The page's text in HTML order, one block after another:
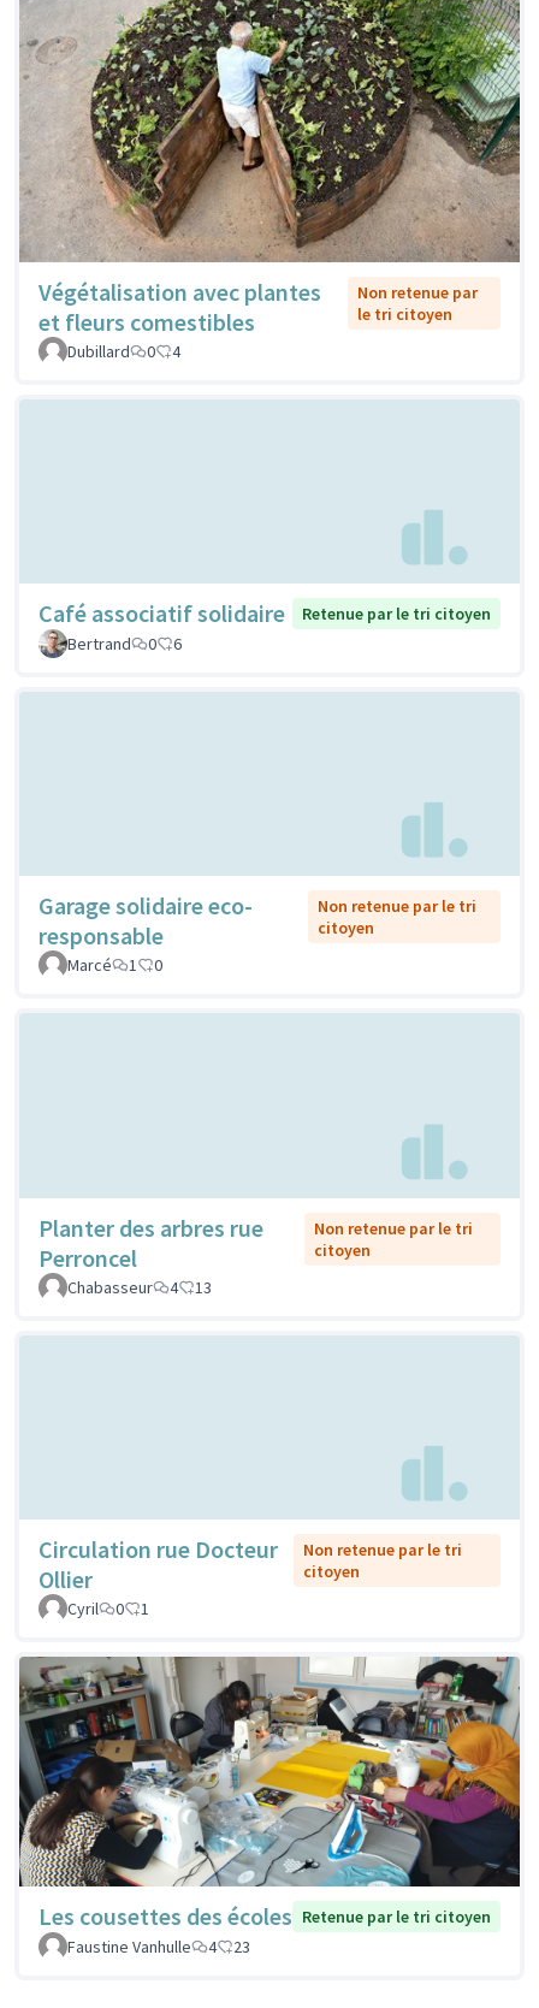
Végétalisation avec plantes
et fleurs comestibles
Non retenue par
le tri citoyen
Dubillard
0 4
Café associatif solidaire
Retenue par le tri citoyen
Bertrand
0 6
Garage solidaire eco-
responsable
Non retenue par le tri
citoyen
Marcé
1 0
Planter des arbres rue
Perroncel
Non retenue par le tri
citoyen
Chabasseur
4 13
Circulation rue Docteur
Ollier
Non retenue par le tri
citoyen
Cyril
0 1
Les cousettes des écoles Retenue par le tri citoyen
Faustine Vanhulle
4 23